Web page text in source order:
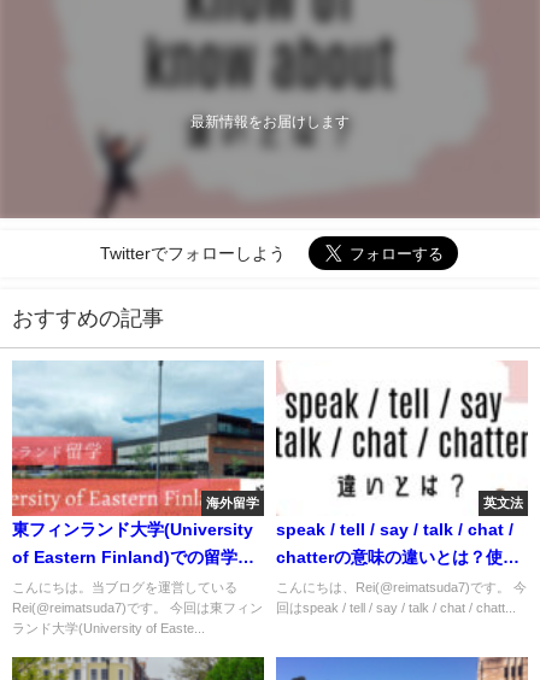
最新情報をお届けします
Twitterでフォローしよう
おすすめの記事
海外留学
東フィンランド大学(University
of Eastern Finland)での留学生
活を現地から紹介
こんにちは。当ブログを運営している
Rei(@reimatsuda7)です。 今回は東フィン
ランド大学(University of Easte...
英文法
speak / tell / say / talk / chat /
chatterの意味の違いとは？使い
方を解説
こんにちは、Rei(@reimatsuda7)です。 今
回はspeak / tell / say / talk / chat / chatt...